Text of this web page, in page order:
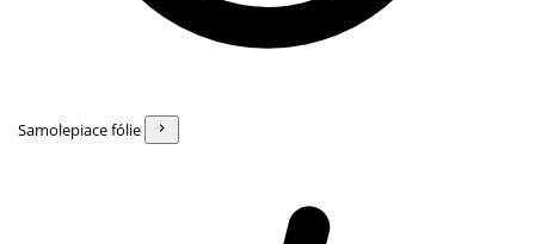
Samolepiace fólie